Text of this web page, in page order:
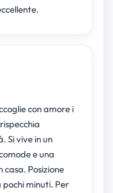
con amore i
Si vive in un
e una
Posizione
minuti. Per